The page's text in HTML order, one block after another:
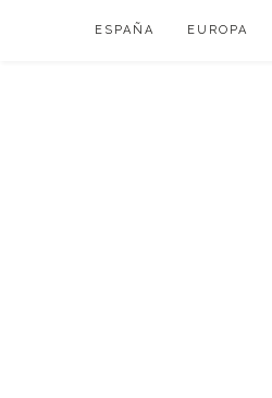
ESPAÑA EUROPA